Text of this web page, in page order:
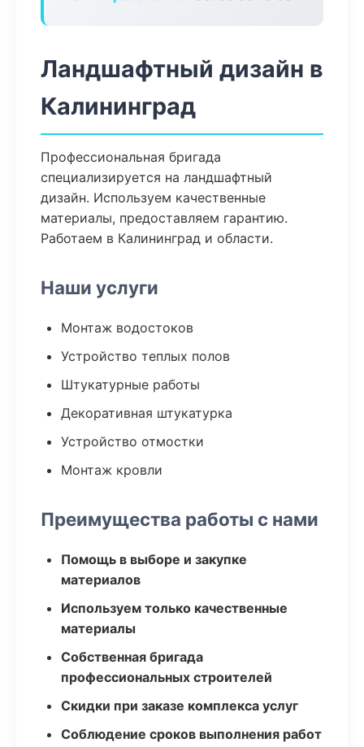
Ландшафтный дизайн в
Калининград
Профессиональная бригада
специализируется на ландшафтный
дизайн. Используем качественные
материалы, предоставляем гарантию.
Работаем в Калининград и области.
Наши услуги
Монтаж водостоков
Устройство теплых полов
Штукатурные работы
Декоративная штукатурка
Устройство отмостки
Монтаж кровли
Преимущества работы с нами
Помощь в выборе и закупке
материалов
Используем только качественные
материалы
Собственная бригада
профессиональных строителей
Скидки при заказе комплекса услуг
Соблюдение сроков выполнения работ